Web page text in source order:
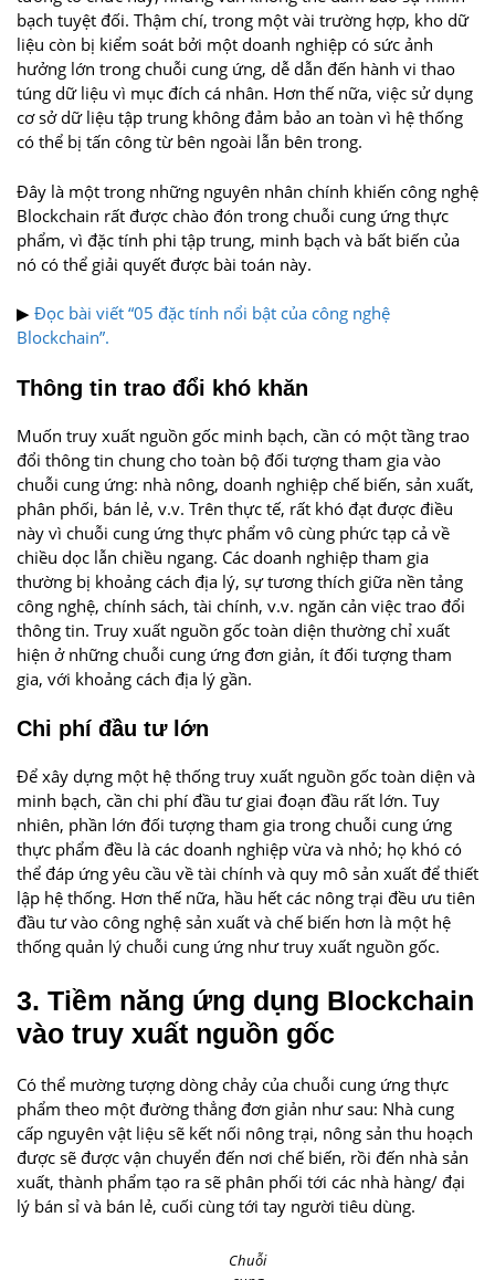
bạch tuyệt đối. Thậm chí, trong một vài trường hợp, kho dữ
liệu còn bị kiểm soát bởi một doanh nghiệp có sức ảnh
hưởng lớn trong chuỗi cung ứng, dễ dẫn đến hành vi thao
túng dữ liệu vì mục đích cá nhân. Hơn thế nữa, việc sử dụng
cơ sở dữ liệu tập trung không đảm bảo an toàn vì hệ thống
có thể bị tấn công từ bên ngoài lẫn bên trong.
Đây là một trong những nguyên nhân chính khiến công nghệ
Blockchain rất được chào đón trong chuỗi cung ứng thực
phẩm, vì đặc tính phi tập trung, minh bạch và bất biến của
nó có thể giải quyết được bài toán này.
▶ Đọc bài viết “05 đặc tính nổi bật của công nghệ
Blockchain”.
Thông tin trao đổi khó khăn
Muốn truy xuất nguồn gốc minh bạch, cần có một tầng trao
đổi thông tin chung cho toàn bộ đối tượng tham gia vào
chuỗi cung ứng: nhà nông, doanh nghiệp chế biến, sản xuất,
phân phối, bán lẻ, v.v. Trên thực tế, rất khó đạt được điều
này vì chuỗi cung ứng thực phẩm vô cùng phức tạp cả về
chiều dọc lẫn chiều ngang. Các doanh nghiệp tham gia
thường bị khoảng cách địa lý, sự tương thích giữa nền tảng
công nghệ, chính sách, tài chính, v.v. ngăn cản việc trao đổi
thông tin. Truy xuất nguồn gốc toàn diện thường chỉ xuất
hiện ở những chuỗi cung ứng đơn giản, ít đối tượng tham
gia, với khoảng cách địa lý gần.
Chi phí đầu tư lớn
Để xây dựng một hệ thống truy xuất nguồn gốc toàn diện và
minh bạch, cần chi phí đầu tư giai đoạn đầu rất lớn. Tuy
nhiên, phần lớn đối tượng tham gia trong chuỗi cung ứng
thực phẩm đều là các doanh nghiệp vừa và nhỏ; họ khó có
thể đáp ứng yêu cầu về tài chính và quy mô sản xuất để thiết
lập hệ thống. Hơn thế nữa, hầu hết các nông trại đều ưu tiên
đầu tư vào công nghệ sản xuất và chế biến hơn là một hệ
thống quản lý chuỗi cung ứng như truy xuất nguồn gốc.
3. Tiềm năng ứng dụng Blockchain
vào truy xuất nguồn gốc
Có thể mường tượng dòng chảy của chuỗi cung ứng thực
phẩm theo một đường thẳng đơn giản như sau: Nhà cung
cấp nguyên vật liệu sẽ kết nối nông trại, nông sản thu hoạch
được sẽ được vận chuyển đến nơi chế biến, rồi đến nhà sản
xuất, thành phẩm tạo ra sẽ phân phối tới các nhà hàng/ đại
lý bán sỉ và bán lẻ, cuối cùng tới tay người tiêu dùng.
Chuỗi